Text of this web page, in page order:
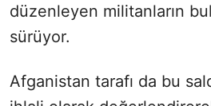
düzenleyen militanların
sürüyor.
Afganistan tarafı da bu